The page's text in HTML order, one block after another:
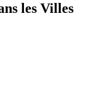
les Villes